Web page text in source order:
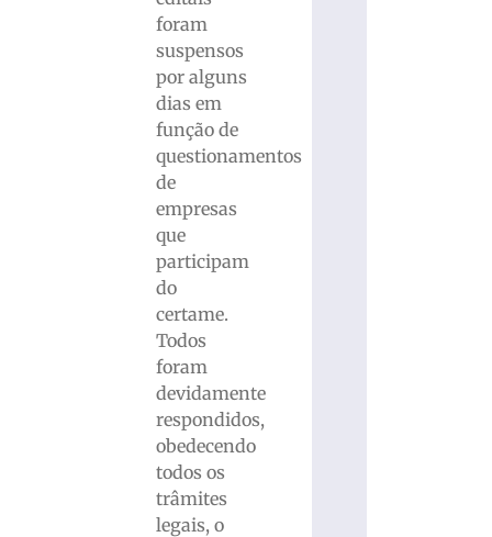
foram
suspensos
por alguns
dias em
função de
questionamentos
de
empresas
que
participam
do
certame.
Todos
foram
devidamente
respondidos,
obedecendo
todos os
trâmites
legais, o